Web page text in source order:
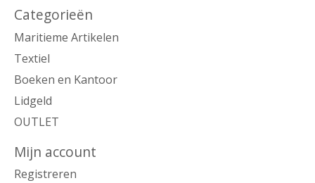
Categorieën
Maritieme Artikelen
Textiel
Boeken en Kantoor
Lidgeld
OUTLET
Mijn account
Registreren